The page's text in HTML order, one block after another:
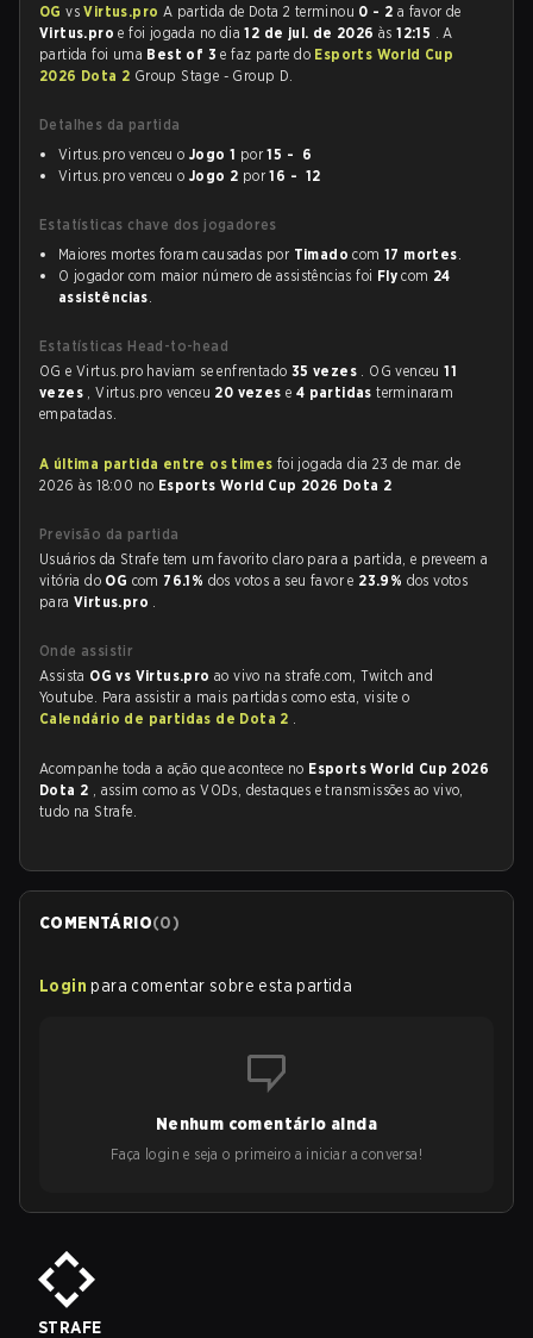
OGvsVirtus.pro A partida de Dota 2 terminou 0 - 2 a favor de
Virtus.proe foi jogada no dia12 de jul. de 2026às12:15 . A
partida foi uma Best of 3e faz parte do Esports World Cup
2026 Dota 2 Group Stage - Group D.
Detalhes da partida
Virtus.pro venceu o Jogo 1 por15 - 6
Virtus.pro venceu o Jogo 2 por16 - 12
Estatísticas chave dos jogadores
Maiores mortes foram causadas por Timado com17 mortes.
O jogador com maior número de assistências foi Fly com 24
assistências.
Estatísticas Head-to-head
OG e Virtus.pro haviam se enfrentado 35 vezes . OG venceu11
vezes , Virtus.pro venceu 20 vezese 4 partidasterminaram
empatadas.
A última partida entre os times foi jogada dia 23 de mar. de
2026 às 18:00 no Esports World Cup 2026 Dota 2
Previsão da partida
Usuários da Strafe tem um favorito claro para a partida, e preveem a
vitória do OG com 76.1% dos votos a seu favor e 23.9% dos votos
para Virtus.pro .
Onde assistir
Assista OG vs Virtus.proao vivo na strafe.com, Twitch and
Youtube. Para assistir a mais partidas como esta, visite o
Calendário de partidas de Dota 2 .
Acompanhe toda a ação que acontece no Esports World Cup 2026
Dota 2 , assim como as VODs, destaques e transmissões ao vivo,
tudo na Strafe.
COMENTÁRIO(0)
Login para comentar sobre esta partida
Nenhum comentário ainda
Faça login e seja o primeiro a iniciar a conversa!
STRAFE